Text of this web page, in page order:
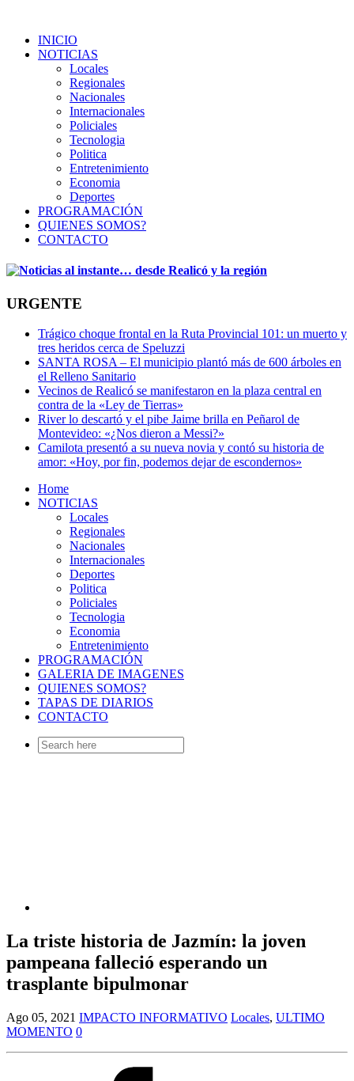
INICIO
NOTICIAS
Locales
Regionales
Nacionales
Internacionales
Policiales
Tecnologia
Politica
Entretenimiento
Economia
Deportes
PROGRAMACIÓN
QUIENES SOMOS?
CONTACTO
URGENTE
Trágico choque frontal en la Ruta Provincial 101: un muerto y
tres heridos cerca de Speluzzi
SANTA ROSA – El municipio plantó más de 600 árboles en
el Relleno Sanitario
Vecinos de Realicó se manifestaron en la plaza central en
contra de la «Ley de Tierras»
River lo descartó y el pibe Jaime brilla en Peñarol de
Montevideo: «¿Nos dieron a Messi?»
Camilota presentó a su nueva novia y contó su historia de
amor: «Hoy, por fin, podemos dejar de escondernos»
Home
NOTICIAS
Locales
Regionales
Nacionales
Internacionales
Deportes
Politica
Policiales
Tecnologia
Economia
Entretenimiento
PROGRAMACIÓN
GALERIA DE IMAGENES
QUIENES SOMOS?
TAPAS DE DIARIOS
CONTACTO
Search
for:
La triste historia de Jazmín: la joven
pampeana falleció esperando un
trasplante bipulmonar
Ago 05, 2021 IMPACTO INFORMATIVO Locales, ULTIMO
MOMENTO 0